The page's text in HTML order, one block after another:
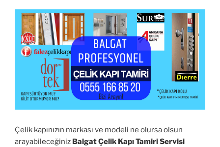
Çelik kapınızın markası ve modeli ne olursa olsun
arayabileceğiniz Balgat Çelik Kapı Tamiri Servisi